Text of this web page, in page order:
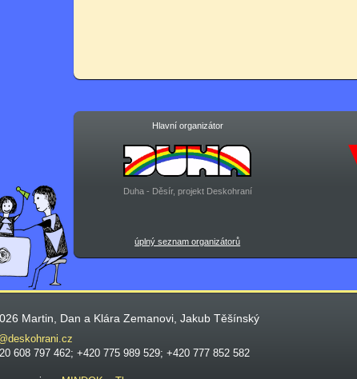
Hlavní organizátor
Duha - Děsír, projekt Deskohraní
úplný seznam organizátorů
Martin, Dan a Klára Zemanovi, Jakub Těšínský
608 797 462; +420 775 989 529; +420 777 852 582